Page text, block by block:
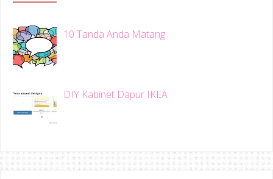
10 Tanda Anda Matang
DIY Kabinet Dapur IKEA